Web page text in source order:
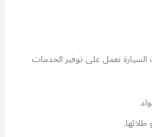
نعمل على توفير الخدمات